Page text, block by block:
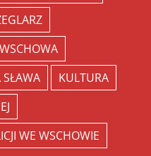
KULTURA
WE WSCHOWIE